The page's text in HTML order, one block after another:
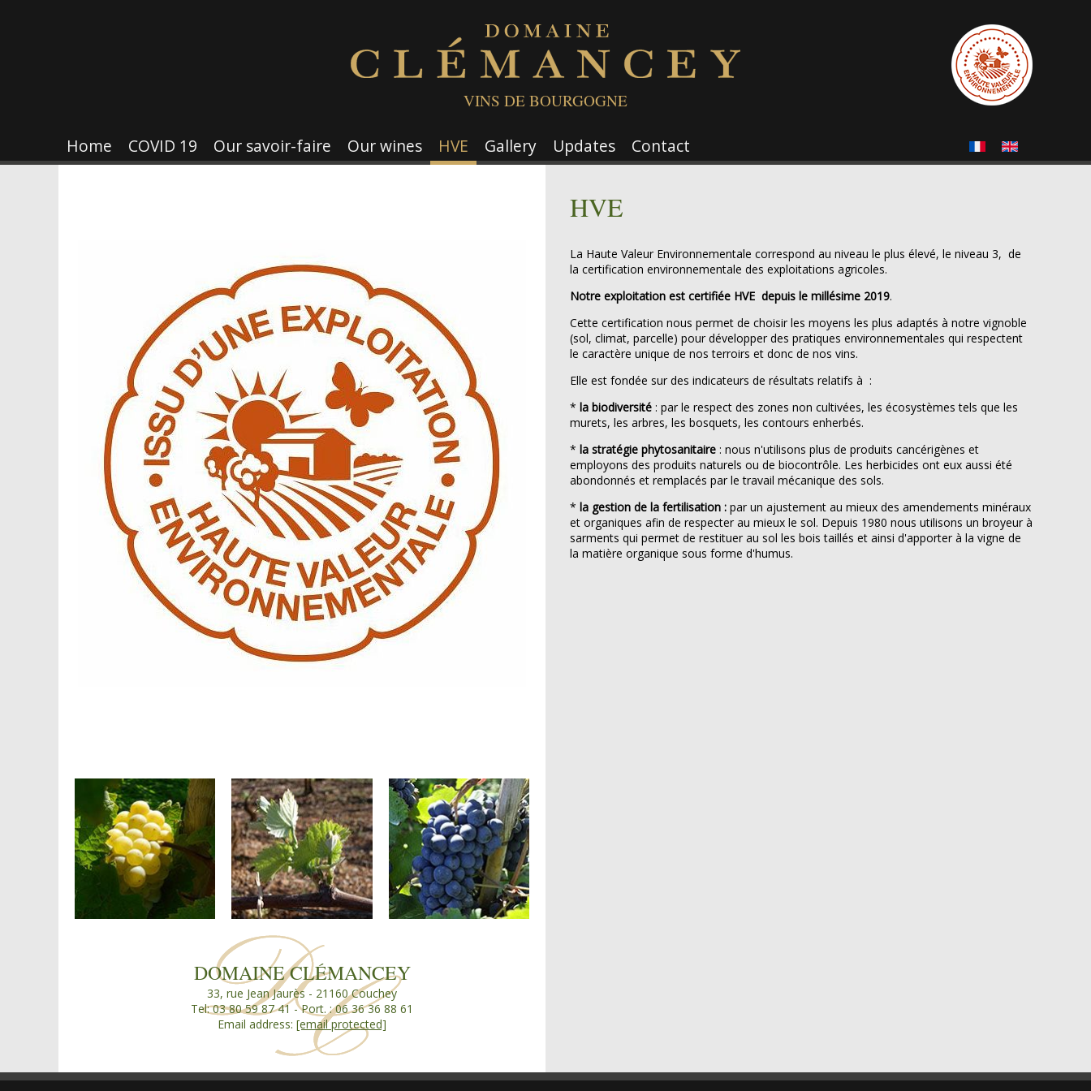
VINS DE BOURGOGNE
Home COVID 19 Our savoir-faire Our wines HVE Gallery Updates Contact
HVE
La Haute Valeur Environnementale correspond au niveau le plus élevé, le niveau 3, de
la certification environnementale des exploitations agricoles.
Notre exploitation est certifiée HVE depuis le millésime 2019.
Cette certification nous permet de choisir les moyens les plus adaptés à notre vignoble
(sol, climat, parcelle) pour développer des pratiques environnementales qui respectent
le caractère unique de nos terroirs et donc de nos vins.
Elle est fondée sur des indicateurs de résultats relatifs à :
* la biodiversité : par le respect des zones non cultivées, les écosystèmes tels que les
murets, les arbres, les bosquets, les contours enherbés.
* la stratégie phytosanitaire : nous n'utilisons plus de produits cancérigènes et
employons des produits naturels ou de biocontrôle. Les herbicides ont eux aussi été
abondonnés et remplacés par le travail mécanique des sols.
* la gestion de la fertilisation : par un ajustement au mieux des amendements minéraux
et organiques afin de respecter au mieux le sol. Depuis 1980 nous utilisons un broyeur à
sarments qui permet de restituer au sol les bois taillés et ainsi d'apporter à la vigne de
la matière organique sous forme d'humus.
DOMAINE CLÉMANCEY
33, rue Jean Jaurès - 21160 Couchey
Tel: 03 80 59 87 41 - Port. : 06 36 36 88 61
Email address: [email protected]